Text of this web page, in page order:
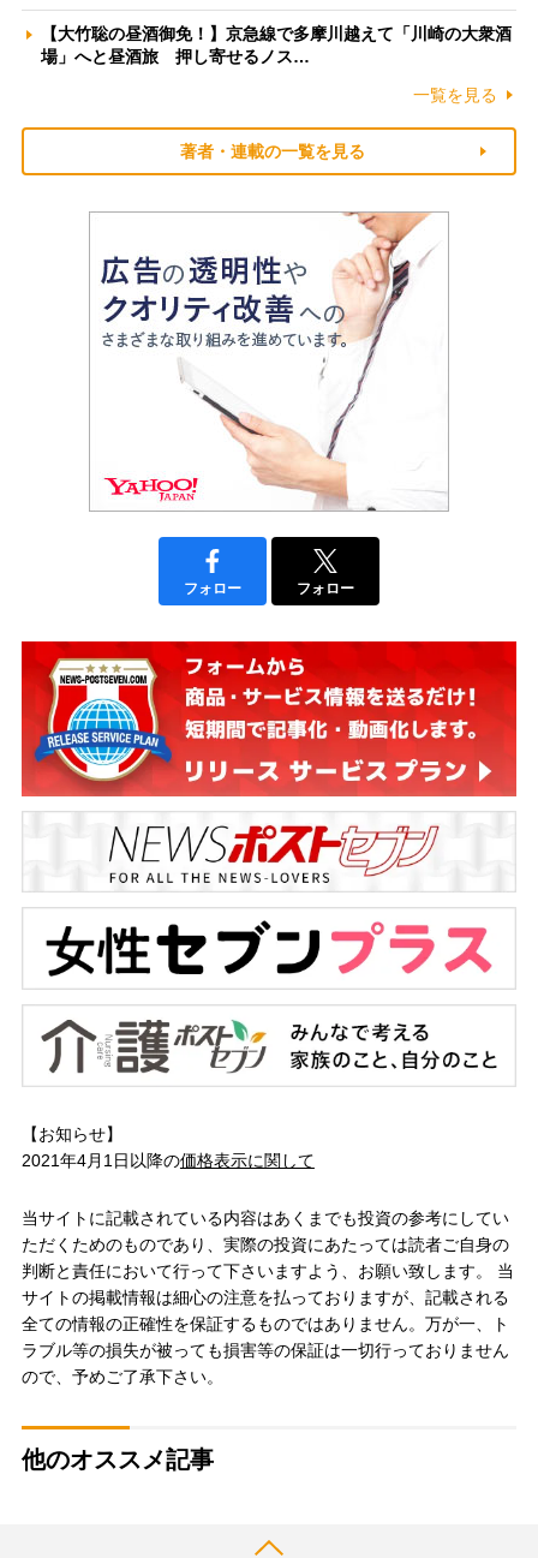
【大竹聡の昼酒御免！】京急線で多摩川越えて「川崎の大衆酒
場」へと昼酒旅 押し寄せるノス…
一覧を見る
著者・連載の一覧を見る
フォロー フォロー
【お知らせ】
2021年4月1日以降の価格表示に関して
当サイトに記載されている内容はあくまでも投資の参考にしてい
ただくためのものであり、実際の投資にあたっては読者ご自身の
判断と責任において行って下さいますよう、お願い致します。 当
サイトの掲載情報は細心の注意を払っておりますが、記載される
全ての情報の正確性を保証するものではありません。万が一、ト
ラブル等の損失が被っても損害等の保証は一切行っておりません
ので、予めご了承下さい。
他のオススメ記事